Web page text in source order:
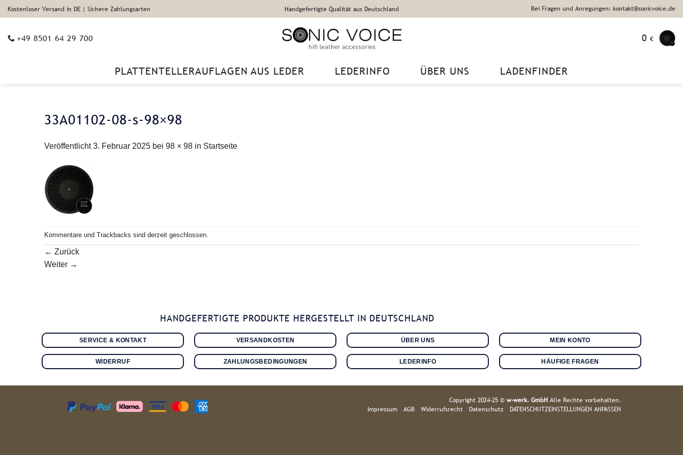
Zum
Inhalt
Kostenloser Versand in DE | Sichere Zahlungsarten Handgefertigte Qualität aus Deutschland Bei Fragen und Anregungen: kontakt@sonicvoice.de
+49 8501 64 29 700 0 €
PLATTENTELLERAUFLAGEN AUS LEDER LEDERINFO ÜBER UNS LADENFINDER
33A01102-08-s-98×98
Veröffentlicht3. Februar 2025 bei 98 × 98 in Startseite
Kommentare und Trackbacks sind derzeit geschlossen.
← Zurück
Weiter →
HANDGEFERTIGTE PRODUKTE HERGESTELLT IN DEUTSCHLAND
SERVICE & KONTAKT VERSANDKOSTEN ÜBER UNS MEIN KONTO
WIDERRUF ZAHLUNGSBEDINGUNGEN LEDERINFO HÄUFIGE FRAGEN
Copyright 2024-25 © w-werk. GmbH Alle Rechte vorbehalten.
Impressum
AGB Widerrufsrecht Datenschutz DATENSCHUTZEINSTELLUNGEN ANPASSEN